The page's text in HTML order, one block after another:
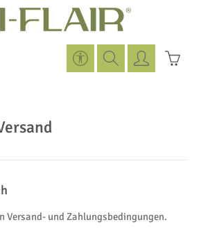
Werkzeugleiste anzeigen
Versand- und Zahlungsbedingungen.